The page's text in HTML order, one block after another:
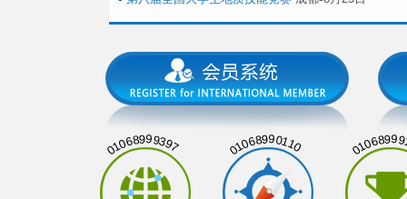
01068999397 01068990110